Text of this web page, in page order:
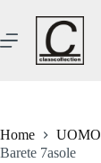
contenuto
Home UOMO
Barete 7asole